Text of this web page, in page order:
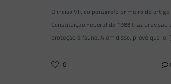
O inciso VII, do parágrafo primeiro do artigo
Constituição Federal de 1988 traz previsão
proteção à fauna. Além disso, prevê que lei
0